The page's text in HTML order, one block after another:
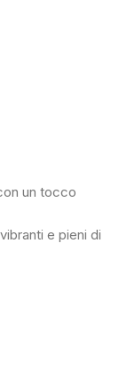
un tocco
e pieni di